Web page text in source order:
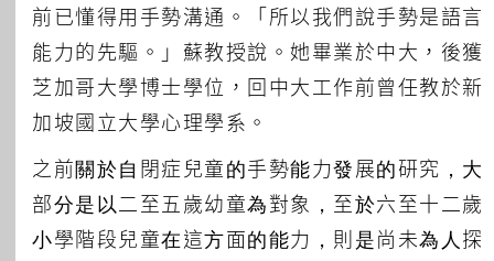
前已懂得用手勢溝通。「所以我們說手勢是語言
能力的先驅。」蘇教授說。她畢業於中大，後獲
芝加哥大學博士學位，回中大工作前曾任教於新
加坡國立大學心理學系。
之前關於自閉症兒童的手勢能力發展的研究，大
部分是以二至五歲幼童為對象，至於六至十二歲
小學階段兒童在這方面的能力，則是尚未為人探